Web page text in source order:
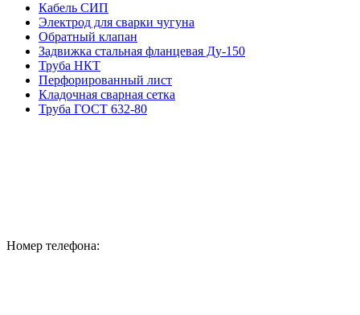
Кабель СИП
Электрод для сварки чугуна
Обратный клапан
Задвижка стальная фланцевая Ду-150
Труба НКТ
Перфорированный лист
Кладочная сварная сетка
Труба ГОСТ 632-80
Номер телефона: